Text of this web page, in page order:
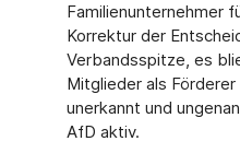
Familienunternehmer
Korrektur der
Verbandsspitze, es
Mitglieder als
unerkannt und
AfD aktiv.